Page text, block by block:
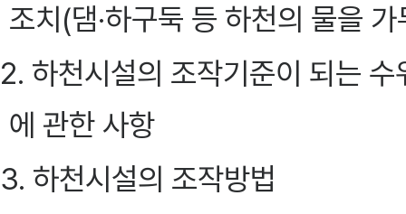
조치(댐·하구둑 등 하천의 물을
2. 하천시설의 조작기준이 되는 수
에 관한 사항
3. 하천시설의 조작방법